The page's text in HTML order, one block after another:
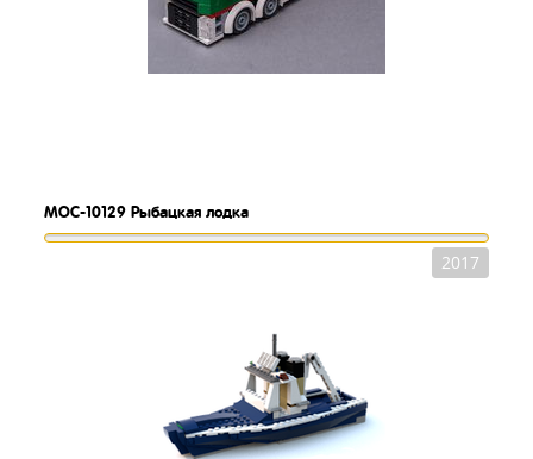
MOC-10129 Рыбацкая лодка
2017